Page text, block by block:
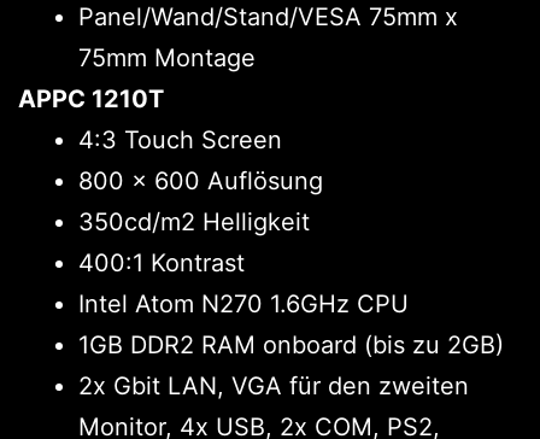
Panel/Wand/Stand/VESA 75mm x
75mm Montage
APPC 1210T
4:3 Touch Screen
800 x 600 Auflösung
350cd/m2 Helligkeit
400:1 Kontrast
Intel Atom N270 1.6GHz CPU
1GB DDR2 RAM onboard (bis zu 2GB)
2x Gbit LAN, VGA für den zweiten
Monitor, 4x USB, 2x COM, PS2,